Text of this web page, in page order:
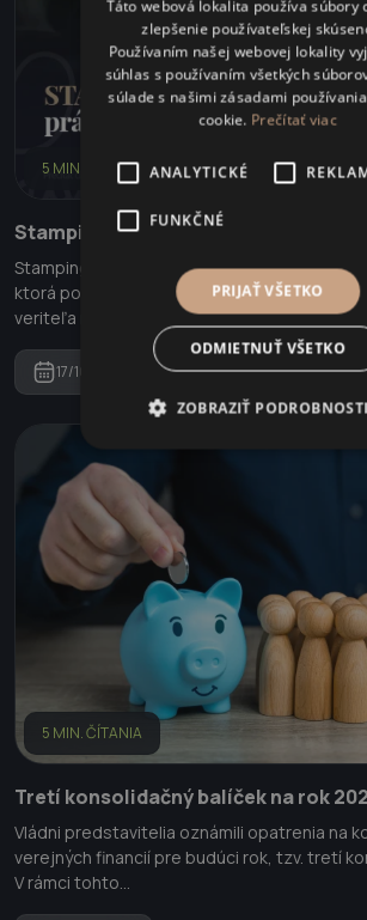
5 MIN. ČÍTANIA
Stamping - služba advokátskej
Stamping je moderná právna služba
ktorá posilňuje proces vymáhania
veriteľa na rýchle a dobrovoľné...
17/10/2025
5 MIN. ČÍTANIA
Tretí konsolidačný balíček na rok
Vládni predstavitelia oznámili opatrenia na
verejných financií pre budúci rok, tzv. tretí
V rámci tohto...
Táto webová lokalita používa súbory
zlepšenie používateľskej
Používaním našej webovej lokality
súhlas s používaním všetkých
súlade s našimi zásadami
cookie. Prečítať viac
ANALYTICKÉ
FUNKČNÉ
PRIJAŤ VŠETKO
ODMIETNUŤ VŠETKO
ZOBRAZIŤ PODROBNOSTI